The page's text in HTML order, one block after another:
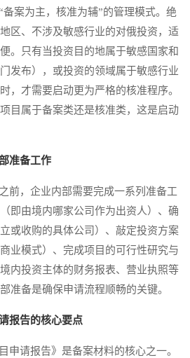
案为主，核准为辅”的管理模式。绝
区、不涉及敏感行业的对俄投资，适
。只有当投资目的地属于敏感国家和
发布），或投资的领域属于敏感行业
，才需要启动更为严格的核准程序。
目属于备案类还是核准类，这是启动
准备工作
，企业内部需要完成一系列准备工
即由境内哪家公司作为出资人）、确
或收购的具体公司）、敲定投资方案
业模式）、完成项目的可行性研究与
内投资主体的财务报表、营业执照等
准备是确保申请流程顺畅的关键。
报告的核心要点
请报告》是备案材料的核心之一。